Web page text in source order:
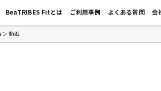
BeaTRIBES Fitとは ご利用事例 よくある質問 会
動画